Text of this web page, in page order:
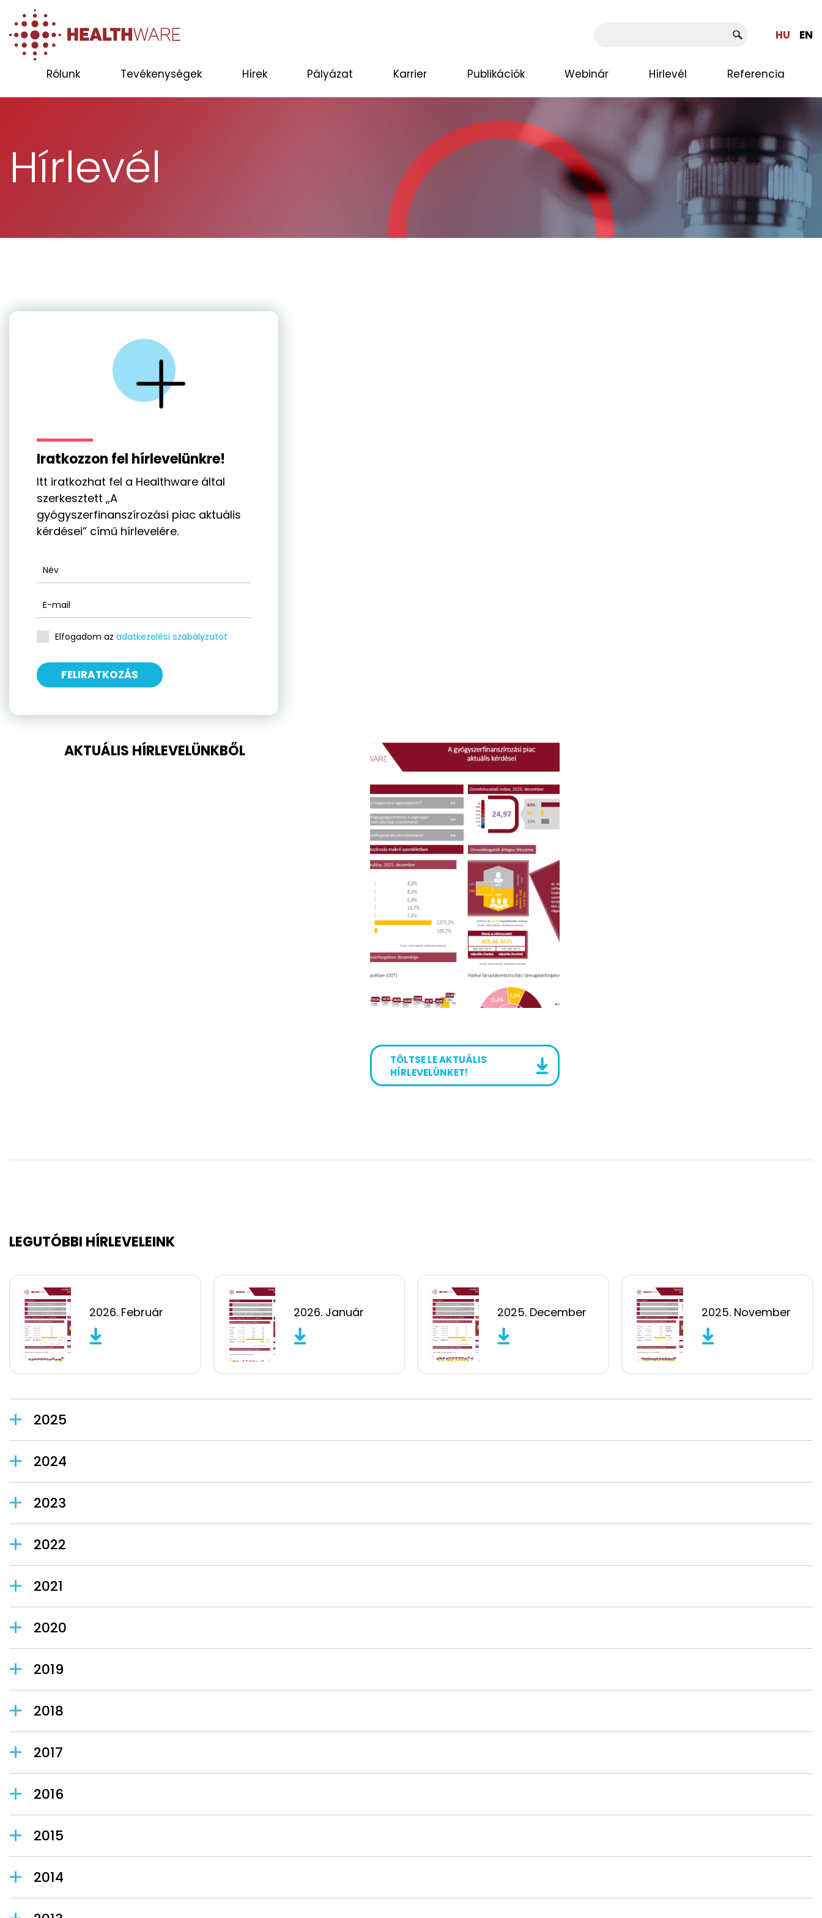
HU EN
Rólunk Tevékenységek Hírek Pályázat Karrier Publikációk Webinár Hírlevél Referencia
Hírlevél
Iratkozzon fel hírlevelünkre!
Itt iratkozhat fel a Healthware által
szerkesztett „A
gyógyszerfinanszírozási piac aktuális
kérdései” című hírlevelére.
Elfogadom az adatkezelési szabályzatot
FELIRATKOZÁS
AKTUÁLIS HÍRLEVELÜNKBŐL
TÖLTSE LE AKTUÁLIS
HÍRLEVELÜNKET!
LEGUTÓBBI HÍRLEVELEINK
2026. Február 2026. Január 2025. December 2025. November
2025
2024
2023
2022
2021
2020
2019
2018
2017
2016
2015
2014